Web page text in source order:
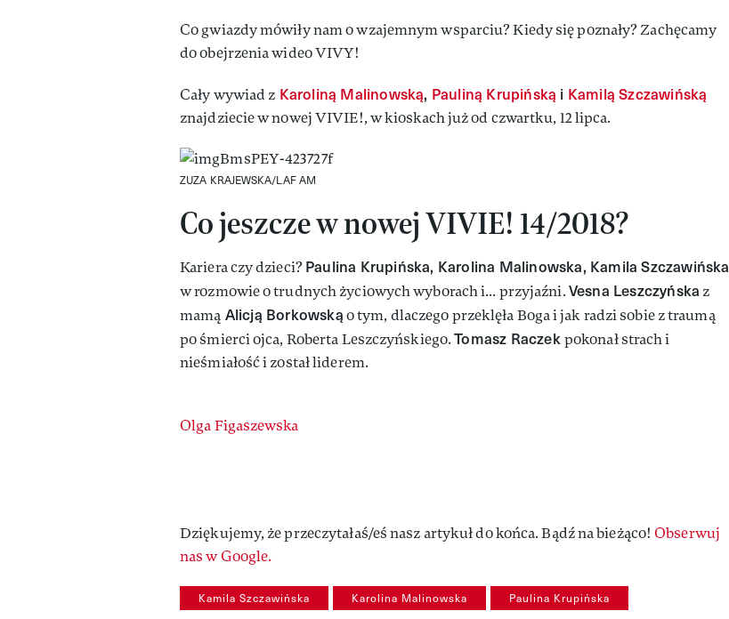
Co gwiazdy mówiły nam o wzajemnym wsparciu? Kiedy się poznały? Zachęcamy
do obejrzenia wideo VIVY!
Cały wywiad z Karoliną Malinowską, Pauliną Krupińską i Kamilą Szczawińską
znajdziecie w nowej VIVIE!, w kioskach już od czwartku, 12 lipca.
ZUZA KRAJEWSKA/LAF AM
Co jeszcze w nowej VIVIE! 14/2018?
Kariera czy dzieci?Paulina Krupińska, Karolina Malinowska, Kamila Szczawińska
w rozmowie o trudnych życiowych wyborach i... przyjaźni.Vesna Leszczyńska z
mamą Alicją Borkowskąo tym, dlaczego przeklęła Boga i jak radzi sobie z traumą
po śmierci ojca, Roberta Leszczyńskiego.Tomasz Raczekpokonał strach i
nieśmiałość i został liderem.
Authors
Olga Figaszewska
Dziękujemy, że przeczytałaś/eś nasz artykuł do końca. Bądź na bieżąco!Obserwuj
nas w Google.
Kamila Szczawińska Karolina Malinowska Paulina Krupińska